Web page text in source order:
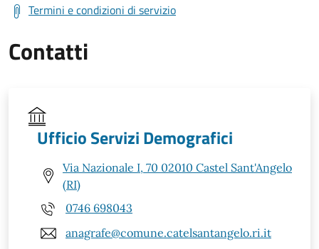
Termini e condizioni di servizio
Contatti
Ufficio Servizi Demografici
Via Nazionale I, 70 02010 Castel Sant'Angelo
(RI)
0746 698043
anagrafe@comune.catelsantangelo.ri.it